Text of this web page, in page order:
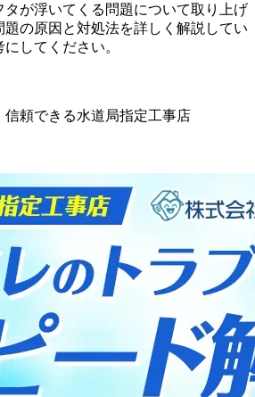
タが浮いてくる問題について取り上げ
題の原因と対処法を詳しく解説してい
してください。
信頼できる水道局指定工事店